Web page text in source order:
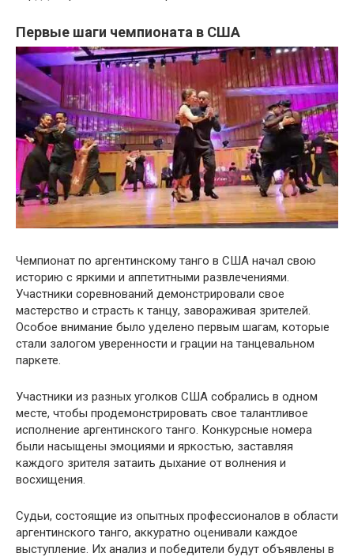
Первые шаги чемпионата в США
Чемпионат по аргентинскому танго в США начал свою
историю с яркими и аппетитными развлечениями.
Участники соревнований демонстрировали свое
мастерство и страсть к танцу, завораживая зрителей.
Особое внимание было уделено первым шагам, которые
стали залогом уверенности и грации на танцевальном
паркете.
Участники из разных уголков США собрались в одном
месте, чтобы продемонстрировать свое талантливое
исполнение аргентинского танго. Конкурсные номера
были насыщены эмоциями и яркостью, заставляя
каждого зрителя затаить дыхание от волнения и
восхищения.
Судьи, состоящие из опытных профессионалов в области
аргентинского танго, аккуратно оценивали каждое
выступление. Их анализ и победители будут объявлены в